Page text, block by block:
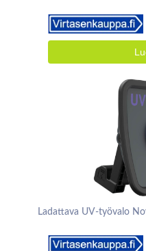
Ladattava UV-työvalo